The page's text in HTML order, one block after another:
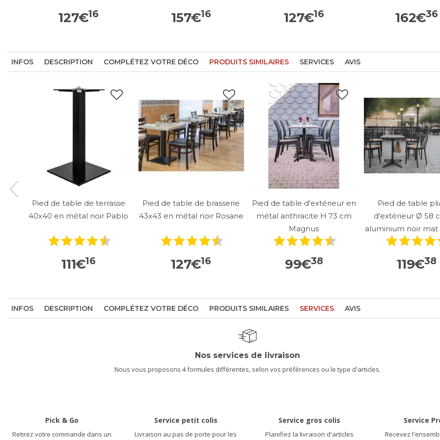
127€16 157€16 127€16 162€36
INFOS DESCRIPTION COMPLÉTEZ VOTRE DÉCO PRODUITS SIMILAIRES SERVICES AVIS
Pied de table de terrasse
40x40 en métal noir Pablo
111€16
Pied de table de brasserie
43x43 en métal noir Rosane
127€16
Pied de table d'extérieur en
métal anthracite H 73 cm
Magnus
99€38
Pied de table
d'extérieur Ø 58
aluminium noir mat
119€38
INFOS DESCRIPTION COMPLÉTEZ VOTRE DÉCO PRODUITS SIMILAIRES SERVICES AVIS
Nos services de livraison
Nous vous proposons 4 formules différentes, selon vos préférences ou le type d'articles.
Pick & Go
Retirez votre commande dans un
Service petit colis
Livraison au pas de porte pour les
Service gros colis
Planifiez la livraison d'articles
Service
Recevez